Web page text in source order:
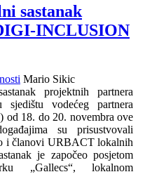
sastanak
INCLUSION
Mario Sikic
projektnih partnera
vodećeg partnera
od 18. do 20. novembra ove
su prisustvovali
i članovi URBACT lokalnih
je započeo posjetom
„Gallecs“, lokalnom